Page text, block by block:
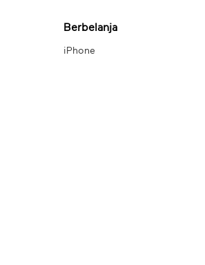
Berbelanja
iPhone